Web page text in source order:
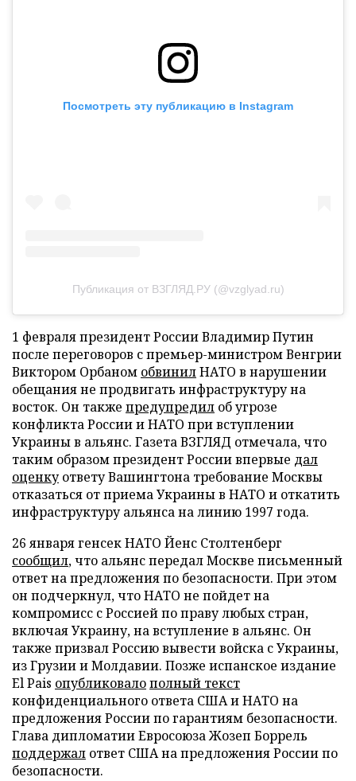
Посмотреть эту публикацию в Instagram
Публикация от ВЗГЛЯД.РУ (@vzglyad.ru)
1 февраля президент России Владимир Путин
после переговоров с премьер-министром Венгрии
Виктором Орбаном обвинилНАТО в нарушении
обещания не продвигать инфраструктуру на
восток. Он также предупредил об угрозе
конфликта России и НАТО при вступлении
Украины в альянс. Газета ВЗГЛЯД отмечала, что
таким образом президент России впервые дал
оценкуответу Вашингтона требование Москвы
отказаться от приема Украины в НАТО и откатить
инфраструктуру альянса на линию 1997 года.
26 января генсек НАТО Йенс Столтенберг
сообщил, что альянс передал Москве письменный
ответ на предложения по безопасности. При этом
он подчеркнул, что НАТО не пойдет на
компромисс с Россией по праву любых стран,
включая Украину, на вступление в альянс. Он
также призвал Россию вывести войска с Украины,
из Грузии и Молдавии. Позже испанское издание
El Pais опубликовалополный текст
конфиденциального ответа США и НАТО на
предложения России по гарантиям безопасности.
Глава дипломатии Евросоюза Жозеп Боррель
поддержал ответ США на предложения России по
безопасности.